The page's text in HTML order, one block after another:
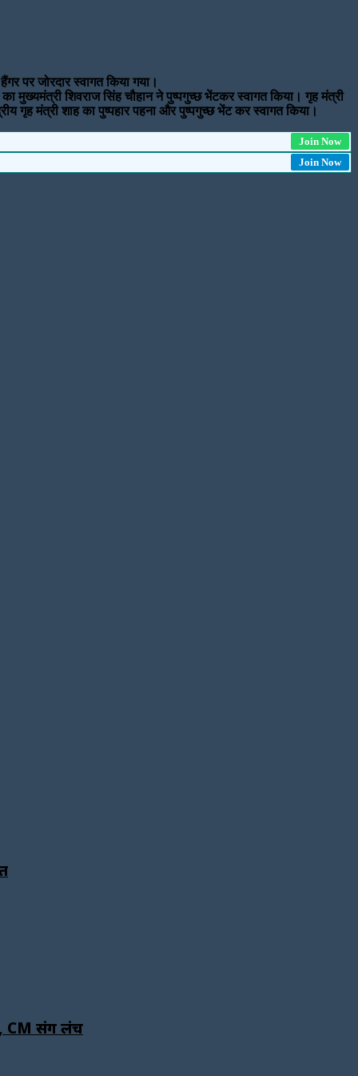
पर जोरदार स्वागत किया गया।
मुख्यमंत्री शिवराज सिंह चौहान ने पुष्पगुच्छ भेंटकर स्वागत किया। गृह मंत्री
गृह मंत्री शाह का पुष्पहार पहना और पुष्पगुच्छ भेंट कर स्वागत किया।
Join Now
Join Now
CM संग लंच